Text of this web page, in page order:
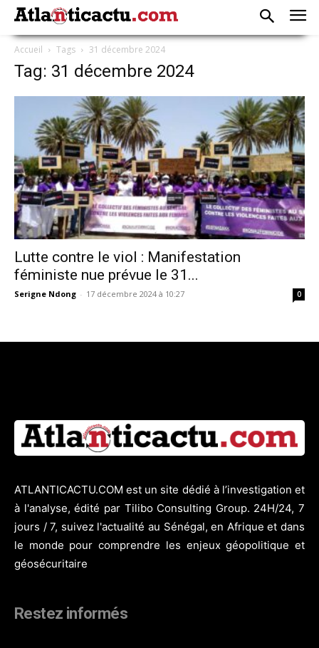
Accueil Tags 31 décembre 2024
Tag: 31 décembre 2024
Lutte contre le viol : Manifestation
féministe nue prévue le 31...
Serigne Ndong - 17 décembre 2024 à 10:27 0
ATLANTICACTU.COM est un site dédié à l’investigation et
à l'analyse, édité par Tilibo Consulting Group. 24H/24, 7
jours / 7, suivez l'actualité au Sénégal, en Afrique et dans
le monde pour comprendre les enjeux géopolitique et
géosécuritaire
Restez informés